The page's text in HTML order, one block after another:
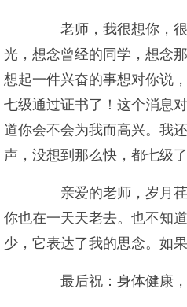
老师，我很想你，很
光，想念曾经的同学，想念
想起一件兴奋的事想对你说
七级通过证书了！这个消息
道你会不会为我而高兴。我
声，没想到那么快，都七级
亲爱的老师，岁月荏
你也在一天天老去。也不知
少，它表达了我的思念。如
最后祝：身体健康，